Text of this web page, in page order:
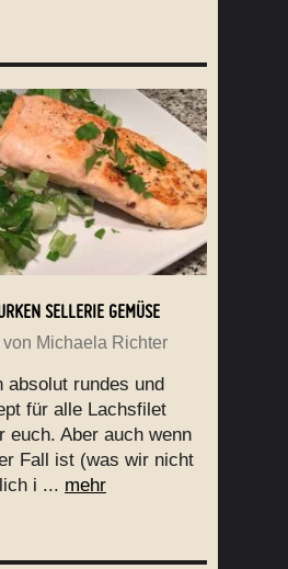
SELLERIE GEMÜSE
von Michaela Richter
absolut rundes und
für alle Lachsfilet
euch. Aber auch wenn
Fall ist (was wir nicht
i ... mehr